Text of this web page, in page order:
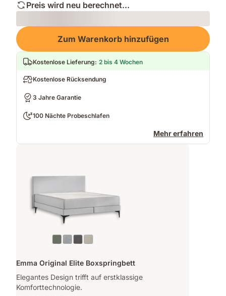
Preis wird neu berechnet...
Loading
Zum Warenkorb hinzufügen
Kostenlose Lieferung: 2 bis 4 Wochen
Kostenlose Rücksendung
3 Jahre Garantie
100 Nächte Probeschlafen
Mehr erfahren
Emma Original Elite Boxspringbett
Elegantes Design trifft auf erstklassige
Komforttechnologie.